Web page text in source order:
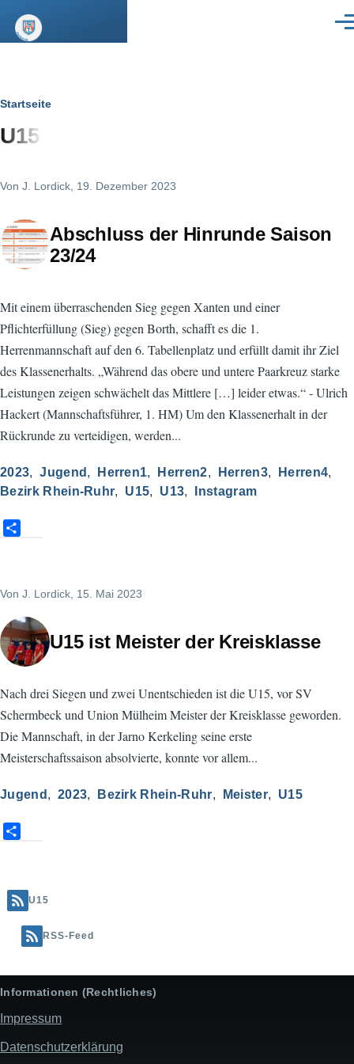
Pfadnavigation
Startseite
U15
Von J. Lordick , 19. Dezember 2023
Abschluss der Hinrunde Saison
23/24
Mit einem überraschenden Sieg gegen Xanten und einer
Pflichterfüllung (Sieg) gegen Borth, schafft es die 1.
Herrenmannschaft auf den 6. Tabellenplatz und erfüllt damit ihr Ziel
des Klassenerhalts. „Während das obere und untere Paarkreuz starke
Leistungen zeigen schwächelt das Mittlere […] leider etwas.“ - Ulrich
Hackert (Mannschaftsführer, 1. HM) Um den Klassenerhalt in der
Rückrunde zu verteidigen, werden...
2023 Jugend Herren1 Herren2 Herren3
Herren4
Bezirk Rhein-Ruhr
U15 U13 Instagram
e
Von J. Lordick , 15. Mai 2023
U15 ist Meister der Kreisklasse
Nach drei Siegen und zwei Unentschieden ist die U15, vor SV
Schermbeck und Union Mülheim Meister der Kreisklasse geworden.
Die Mannschaft, in der Jarno Kerkeling seine erste
Meisterschaftssaison absolvierte, konnte vor allem...
Jugend 2023 Bezirk Rhein-Ruhr Meister U15
e U15
RSS-Feed
Informationen (Rechtliches)
Impressum
Datenschutzerklärung